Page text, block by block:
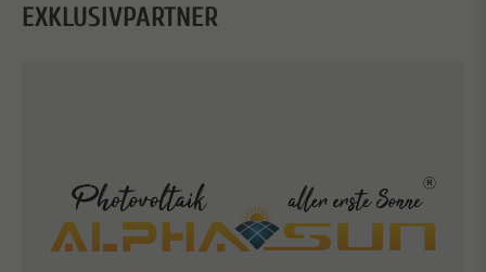
EXKLUSIVPARTNER